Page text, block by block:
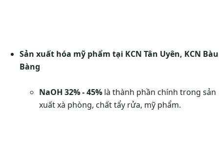
Sản xuất hóa mỹ phẩm tại KCN Tân Uyên, KCN Bàu
Bàng
NaOH 32% - 45% là thành phần chính trong sản
xuất xà phòng, chất tẩy rửa, mỹ phẩm.